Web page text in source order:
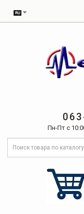
Пн-Пт с